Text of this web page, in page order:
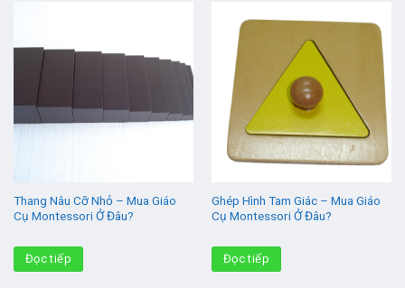
Thang Nâu Cỡ Nhỏ – Mua Giáo
Cụ Montessori Ở Đâu?
Đọc tiếp
Ghép Hình Tam Giác – Mua Giáo
Cụ Montessori Ở Đâu?
Đọc tiếp